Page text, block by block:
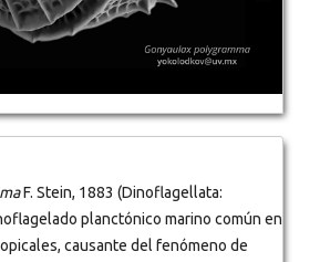
F. Stein, 1883 (Dinoflagellata:
planctónico marino común en
causante del fenómeno de